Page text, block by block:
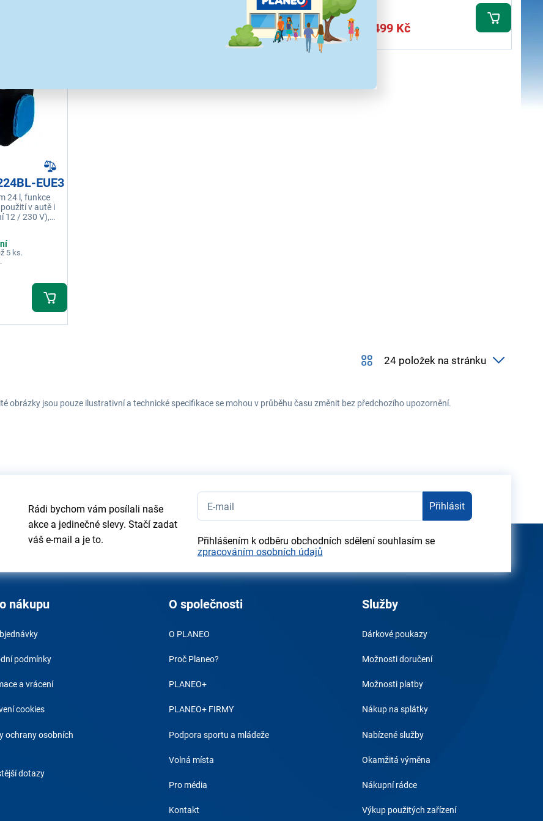
1 299 Kč 7 499 Kč
EUE3
24 l, funkce
v autě i
12 / 230 V),
5 ks.
obrázky jsou pouze ilustrativní a technické specifikace se mohou v průběhu času změnit bez předchozího upozornění.
Rádi bychom vám posílali naše
akce a jedinečné slevy. Stačí zadat
váš e-mail a je to.
Přihlásit
Přihlášením k odběru obchodních sdělení souhlasím se
zpracováním osobních údajů
nákupu
podmínky
a vrácení
cookies
ochrany osobních
dotazy
O společnosti
O PLANEO
Proč Planeo?
PLANEO+
PLANEO+ FIRMY
Podpora sportu a mládeže
Volná místa
Pro média
Kontakt
Služby
Dárkové poukazy
Možnosti doručení
Možnosti platby
Nákup na splátky
Nabízené služby
Okamžitá výměna
Nákupní rádce
Výkup použitých zařízení